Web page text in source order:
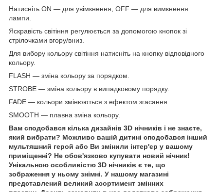
Натисніть ON — для увімкнення, OFF — для вимкнення
лампи.
Яскравість світіння регулюється за допомогою кнопок зі
стрілочками вгору/вниз.
Для вибору кольору світіння натисніть на кнопку відповідного
кольору.
FLASH — зміна кольору за порядком.
STROBE — зміна кольору в випадковому порядку.
FADE — кольори змінюються з ефектом згасання.
SMOOTH — плавна зміна кольору.
Вам сподобався кілька дизайнів 3D нічників і не знаєте,
який вибрати? Можливо вашій дитині сподобався інший
мультяшний герой або Ви змінили інтер'єр у вашому
приміщенні? Не обов'язково купувати новий нічник!
Унікальною особливістю 3D нічників є те, що
зображення у ньому знімні. У нашому магазині
представлений великий асортимент змінних